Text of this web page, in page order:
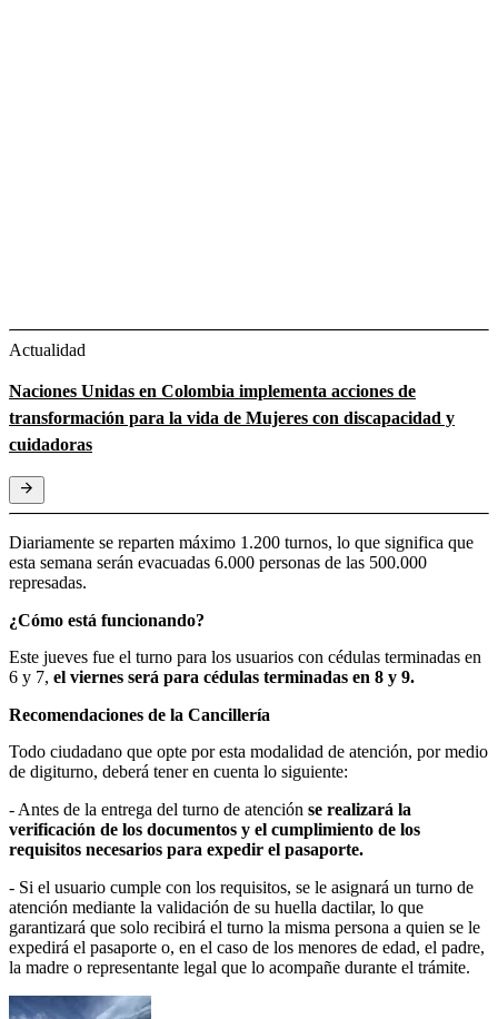
Actualidad
Naciones Unidas en Colombia implementa acciones de
transformación para la vida de Mujeres con discapacidad y
cuidadoras
Diariamente se reparten máximo 1.200 turnos, lo que significa que
esta semana serán evacuadas 6.000 personas de las 500.000
represadas.
¿Cómo está funcionando?
Este jueves fue el turno para los usuarios con cédulas terminadas en
6 y 7, el viernes será para cédulas terminadas en 8 y 9.
Recomendaciones de la Cancillería
Todo ciudadano que opte por esta modalidad de atención, por medio
de digiturno, deberá tener en cuenta lo siguiente:
- Antes de la entrega del turno de atención se realizará la
verificación de los documentos y el cumplimiento de los
requisitos necesarios para expedir el pasaporte.
- Si el usuario cumple con los requisitos, se le asignará un turno de
atención mediante la validación de su huella dactilar, lo que
garantizará que solo recibirá el turno la misma persona a quien se le
expedirá el pasaporte o, en el caso de los menores de edad, el padre,
la madre o representante legal que lo acompañe durante el trámite.